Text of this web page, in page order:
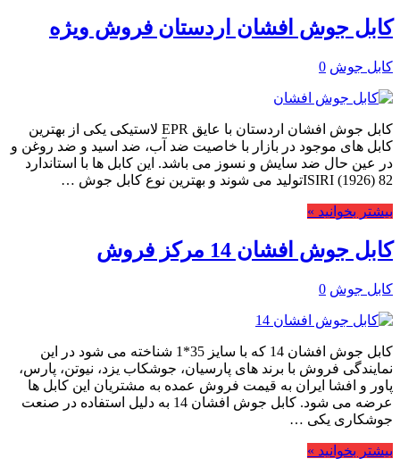
کابل جوش افشان اردستان فروش ویژه
کابل جوش 0
کابل جوش افشان اردستان با عایق EPR لاستیکی یکی از بهترین
کابل های موجود در بازار با خاصیت ضد آب، ضد اسید و ضد روغن و
در عین حال ضد سایش و نسوز می باشد. این کابل ها با استاندارد
ISIRI (1926) 82تولید می شوند و بهترین نوع کابل جوش …
بیشتر بخوانید »
کابل جوش افشان 14 مرکز فروش
کابل جوش 0
کابل جوش افشان 14 که با سایز 35*1 شناخته می شود در این
نمایندگی فروش با برند های پارسیان، جوشکاب یزد، نیوتن، پارس،
پاور و افشا ایران به قیمت فروش عمده به مشتریان این کابل ها
عرضه می شود. کابل جوش افشان 14 به دلیل استفاده در صنعت
جوشکاری یکی …
بیشتر بخوانید »